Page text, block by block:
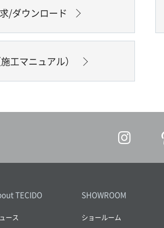
/ダウンロード
工マニュアル）
TECIDO
ース
SHOWROOM
ショールーム